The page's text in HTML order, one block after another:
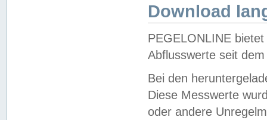
Download
PEGELONLINE
Abflusswerte seit
Bei den
Diese Messwerte
oder andere